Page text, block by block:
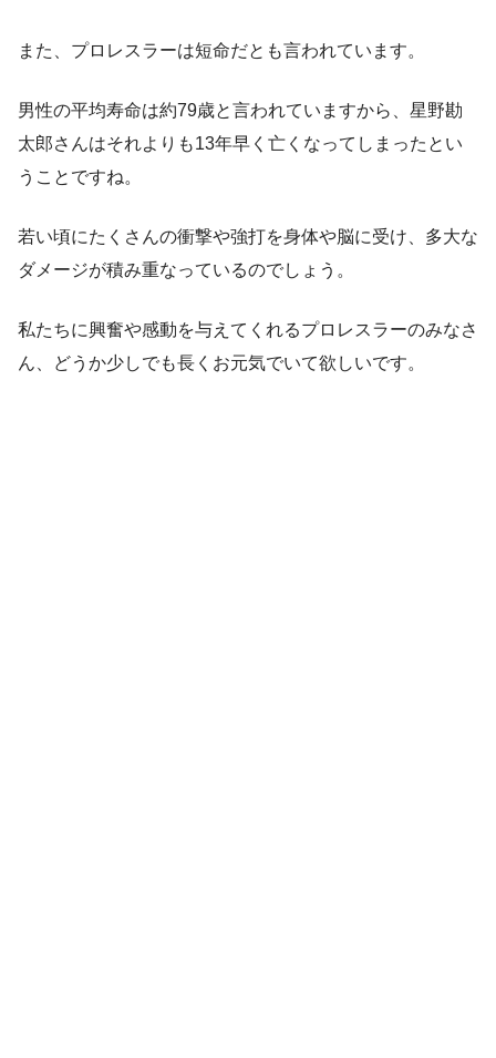
また、プロレスラーは短命だとも言われています。
男性の平均寿命は約79歳と言われていますから、星野勘
太郎さんはそれよりも13年早く亡くなってしまったとい
うことですね。
若い頃にたくさんの衝撃や強打を身体や脳に受け、多大な
ダメージが積み重なっているのでしょう。
私たちに興奮や感動を与えてくれるプロレスラーのみなさ
ん、どうか少しでも長くお元気でいて欲しいです。